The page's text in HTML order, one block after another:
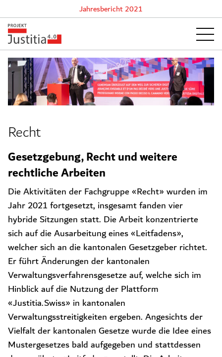
Jahresbericht 2021
Recht
Gesetzgebung, Recht und weitere
rechtliche Arbeiten
Die Aktivitäten der Fachgruppe «Recht» wurden im
Jahr 2021 fortgesetzt, insgesamt fanden vier
hybride Sitzungen statt. Die Arbeit konzentrierte
sich auf die Ausarbeitung eines «Leitfadens»,
welcher sich an die kantonalen Gesetzgeber richtet.
Er führt Änderungen der kantonalen
Verwaltungsverfahrensgesetze auf, welche sich im
Hinblick auf die Nutzung der Plattform
«Justitia.Swiss» in kantonalen
Verwaltungsstreitigkeiten ergeben. Angesichts der
Vielfalt der kantonalen Gesetze wurde die Idee eines
Mustergesetzes bald aufgegeben und stattdessen